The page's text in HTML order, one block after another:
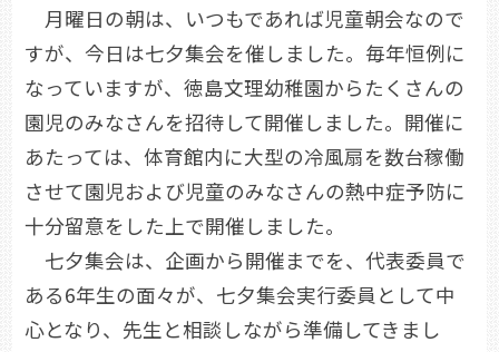
月曜日の朝は、いつもであれば児童朝会なので
すが、今日は七夕集会を催しました。毎年恒例に
なっていますが、徳島文理幼稚園からたくさんの
園児のみなさんを招待して開催しました。開催に
あたっては、体育館内に大型の冷風扇を数台稼働
させて園児および児童のみなさんの熱中症予防に
十分留意をした上で開催しました。
七夕集会は、企画から開催までを、代表委員で
ある6年生の面々が、七夕集会実行委員として中
心となり、先生と相談しながら準備してきまし